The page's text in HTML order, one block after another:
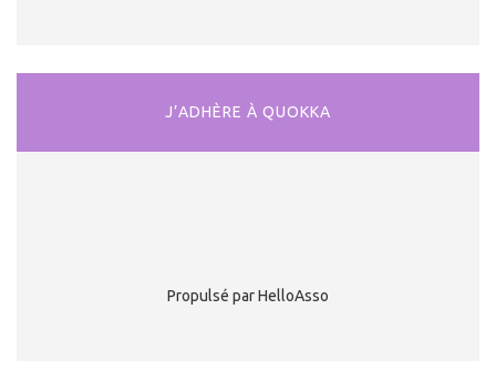
J’ADHÈRE À QUOKKA
Propulsé par HelloAsso